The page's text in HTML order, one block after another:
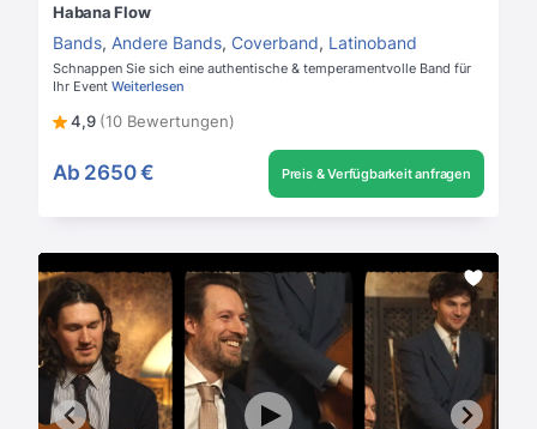
Habana Flow
Bands, Andere Bands, Coverband, Latinoband
Schnappen Sie sich eine authentische & temperamentvolle Band für
Ihr Event Weiterlesen
4,9 (10 Bewertungen)
Ab 2650 € Preis & Verfügbarkeit anfragen